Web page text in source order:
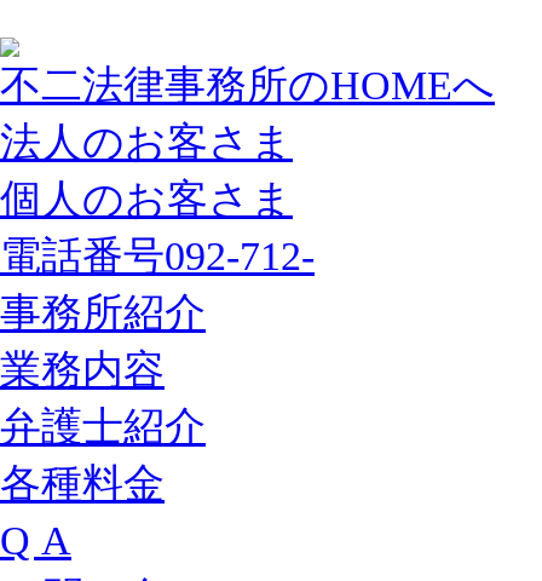
不二法律事務所のHOMEへ
法人のお客さま
個人のお客さま
電話番号092-712-
事務所紹介
業務内容
弁護士紹介
各種料金
Q A